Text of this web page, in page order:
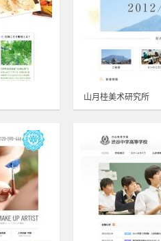
山月桂美术研究所